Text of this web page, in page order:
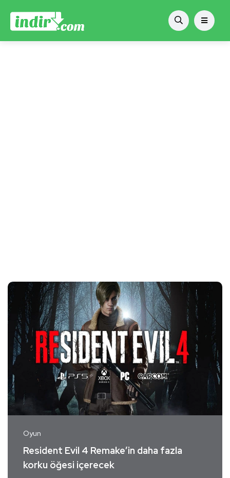
Oyun
Resident Evil 4 Remake’in daha fazla
korku öğesi içerecek